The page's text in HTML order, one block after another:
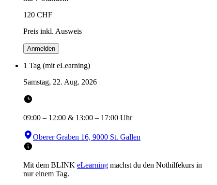
120 CHF
Preis inkl. Ausweis
Anmelden
1 Tag (mit eLearning)
Samstag, 22. Aug. 2026
09:00 – 12:00 & 13:00 – 17:00 Uhr
Oberer Graben 16, 9000 St. Gallen
Mit dem BLINK eLearning machst du den Nothilfekurs in
nur einem Tag.